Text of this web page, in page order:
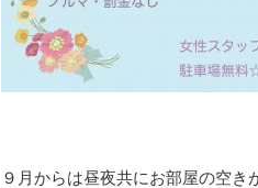
９月からは昼夜共にお部屋の空